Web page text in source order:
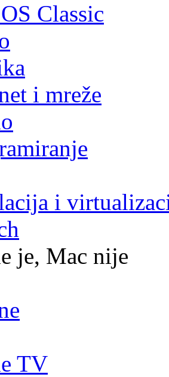
Classic
i mreže
i
je, Mac nije
TV